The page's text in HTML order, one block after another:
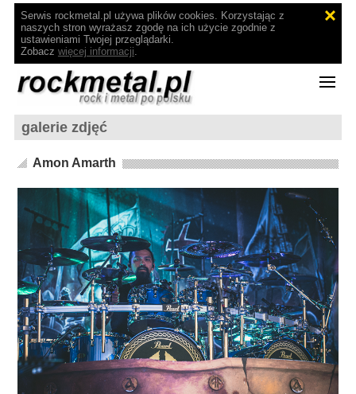
Serwis rockmetal.pl używa plików cookies. Korzystając z
naszych stron wyrażasz zgodę na ich użycie zgodnie z
ustawieniami Twojej przeglądarki.
Zobacz więcej informacji.
galerie zdjęć
Amon Amarth